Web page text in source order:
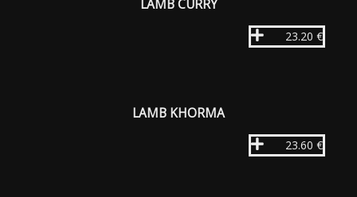
LAMB CURRY
23.20 €
LAMB KHORMA
23.60 €